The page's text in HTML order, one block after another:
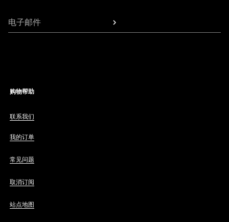
电子邮件
购物帮助
联系我们
我的订单
常见问题
取消订阅
站点地图